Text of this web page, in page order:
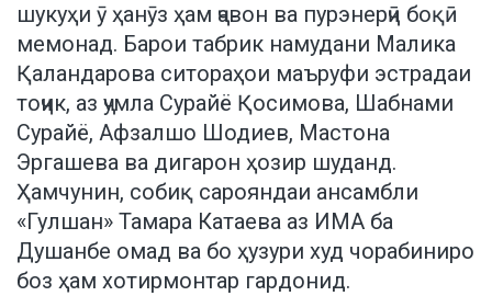
шукуҳи ӯ ҳанӯз ҳам ҷавон ва пурэнерҷӣ боқӣ
мемонад. Барои табрик намудани Малика
Қаландарова ситораҳои маъруфи эстрадаи
тоҷик, аз ҷумла Сурайё Қосимова, Шабнами
Сурайё, Афзалшо Шодиев, Мастона
Эргашева ва дигарон ҳозир шуданд.
Ҳамчунин, собиқ сарояндаи ансамбли
«Гулшан» Тамара Катаева аз ИМА ба
Душанбе омад ва бо ҳузури худ чорабиниро
боз ҳам хотирмонтар гардонид.